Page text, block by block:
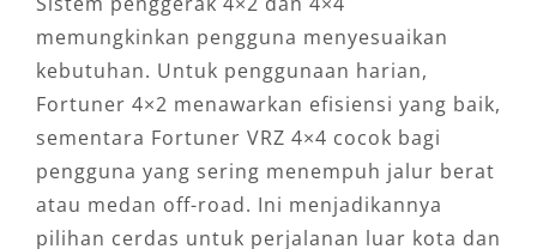
memungkinkan pengguna menyesuaikan
kebutuhan. Untuk penggunaan harian,
Fortuner 4×2 menawarkan efisiensi yang baik,
sementara Fortuner VRZ 4×4 cocok bagi
pengguna yang sering menempuh jalur berat
atau medan off-road. Ini menjadikannya
pilihan cerdas untuk perjalanan luar kota dan